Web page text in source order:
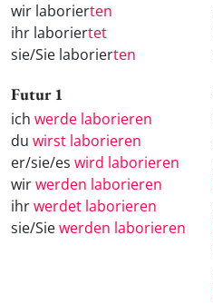
wir laborierten
ihr laboriertet
sie/Sie laborierten
Futur 1
ich werde laborieren
du wirst laborieren
er/sie/es wird laborieren
wirwerden laborieren
ihrwerdet laborieren
sie/Siewerden laborieren